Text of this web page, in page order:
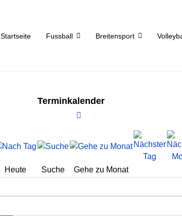
Startseite Fussball Breitensport
Terminkalender
Heute Suche Gehe zu Monat